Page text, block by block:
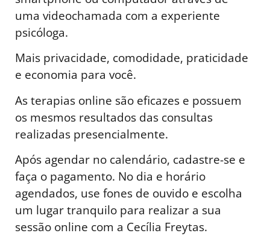
uma videochamada com a experiente
psicóloga.
Mais privacidade, comodidade, praticidade
e economia para você.
As terapias online são eficazes e possuem
os mesmos resultados das consultas
realizadas presencialmente.
Após agendar no calendário, cadastre-se e
faça o pagamento. No dia e horário
agendados, use fones de ouvido e escolha
um lugar tranquilo para realizar a sua
sessão online com a Cecília Freytas.